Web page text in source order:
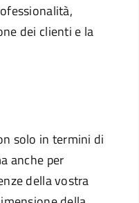
dei clienti e la
solo in termini di
anche per
della vostra